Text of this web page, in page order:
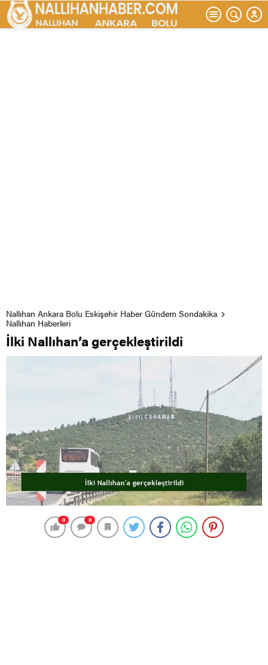
Nallıhan Ankara Bolu Eskişehir Haber Gündem Sondakika
Nallıhan Haberleri
İlki Nallıhan’a gerçekleştirildi
0 0